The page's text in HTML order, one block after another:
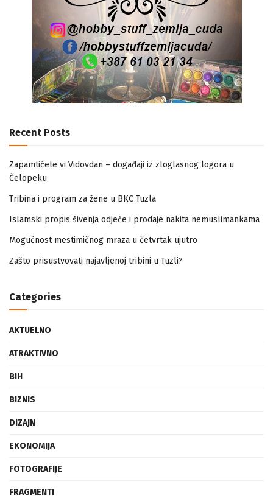
Recent Posts
Zapamtićete vi Vidovdan – događaji iz zloglasnog logora u
Čelopeku
Tribina i program za žene u BKC Tuzla
Islamski propis šivenja odjeće i prodaje nakita nemuslimankama
Mogućnost mestimičnog mraza u četvrtak ujutro
Zašto prisustvovati najavljenoj tribini u Tuzli?
Categories
AKTUELNO
ATRAKTIVNO
BIH
BIZNIS
DIZAJN
EKONOMIJA
FOTOGRAFIJE
FRAGMENTI